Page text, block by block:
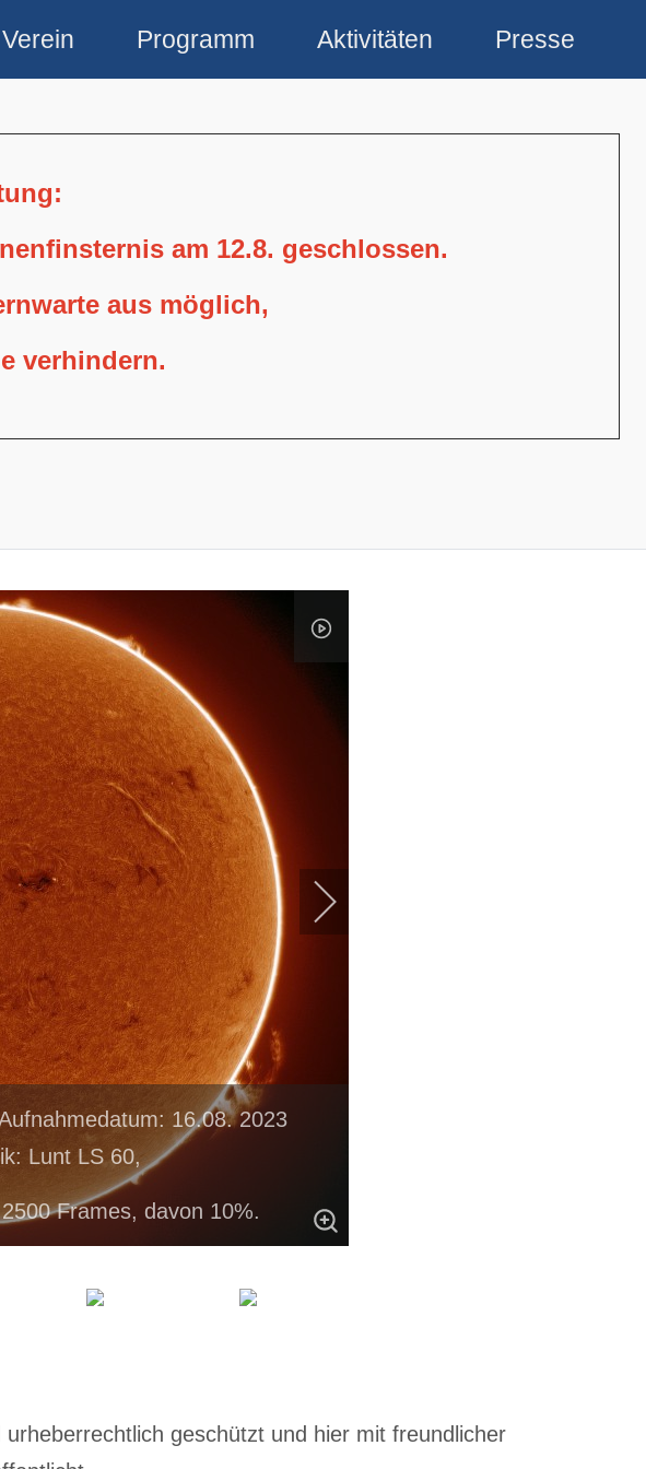
Verein Programm Aktivitäten Presse
am 12.8. geschlossen.
aus möglich,
verhindern.
16.08. 2023
Lunt LS 60,
Frames, davon 10%.
geschützt und hier mit freundlicher